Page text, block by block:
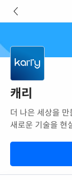
캐리
더 나은 세상을
새로운 기술을 현